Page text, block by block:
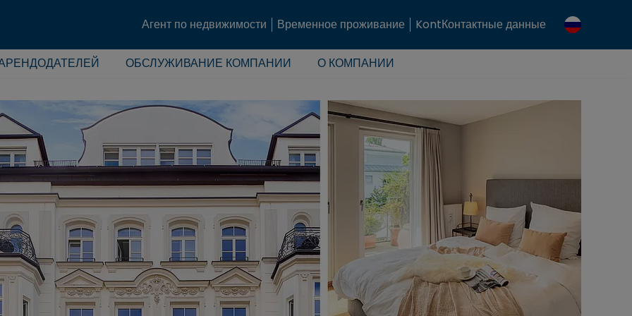
Агент по недвижимости Временное проживание KontКонтактные данные
ОБСЛУЖИВАНИЕ КОМПАНИИ О КОМПАНИИ